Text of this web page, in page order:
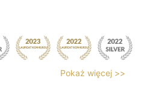
Pokaż więcej >>